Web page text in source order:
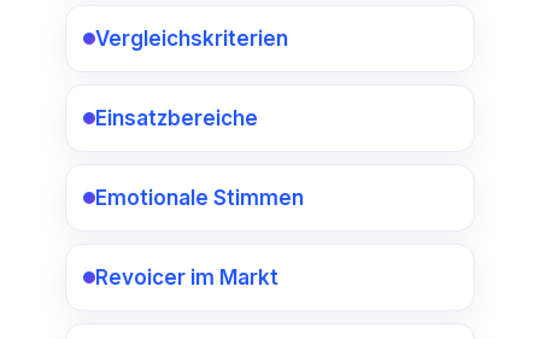
Vergleichskriterien
Einsatzbereiche
Emotionale Stimmen
Revoicer im Markt